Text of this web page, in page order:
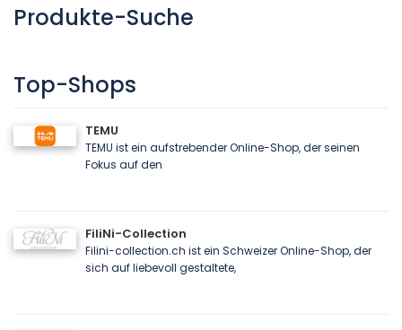
Produkte-Suche
Top-Shops
TEMU
TEMU ist ein aufstrebender Online-Shop, der seinen
Fokus auf den
FiliNi-Collection
Filini-collection.ch ist ein Schweizer Online-Shop, der
sich auf liebevoll gestaltete,